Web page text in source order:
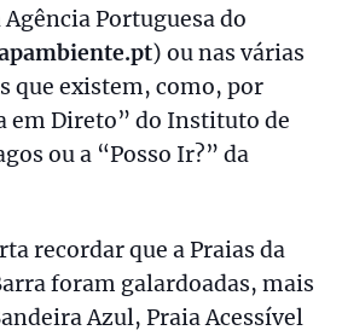
Portuguesa do
) ou nas várias
que existem, como, por
em Direto” do Instituto de
ou a “Posso Ir?” da
recordar que a Praias da
foram galardoadas, mais
Azul, Praia Acessível